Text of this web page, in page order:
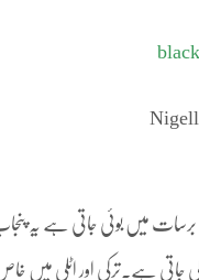
میں بوئی جاتی ہے یہ
جاتی ہے۔ترکی اور اٹلی میں